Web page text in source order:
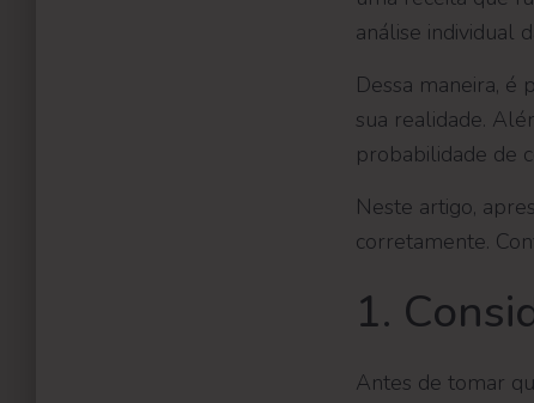
análise individual
Dessa maneira, é
sua realidade.
probabilidade de
Neste artigo,
corretamente.
1.
Antes de tomar